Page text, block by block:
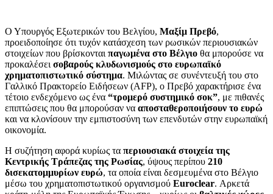
Ο Υπουργός Εξωτερικών του Βελγίου, Μαξίμ Πρεβό,
προειδοποίησε ότι τυχόν κατάσχεση των ρωσικών περιουσιακών
στοιχείων που βρίσκονται παγωμένα στο Βέλγιο θα μπορούσε να
προκαλέσει σοβαρούς κλυδωνισμούς στο ευρωπαϊκό
χρηματοπιστωτικό σύστημα. Μιλώντας σε συνέντευξή του στο
Γαλλικό Πρακτορείο Ειδήσεων (AFP), ο Πρεβό χαρακτήρισε ένα
τέτοιο ενδεχόμενο ως ένα “τρομερό συστημικό σοκ”, με πιθανές
επιπτώσεις που θα μπορούσαν να αποσταθεροποιήσουν το ευρώ
και να κλονίσουν την εμπιστοσύνη των επενδυτών στην ευρωπαϊκή
οικονομία.
Η συζήτηση αφορά κυρίως τα περιουσιακά στοιχεία της
Κεντρικής Τράπεζας της Ρωσίας, ύψους περίπου 210
δισεκατομμυρίων ευρώ, τα οποία είναι δεσμευμένα στο Βέλγιο
μέσω του χρηματοπιστωτικού οργανισμού Euroclear. Αρκετά